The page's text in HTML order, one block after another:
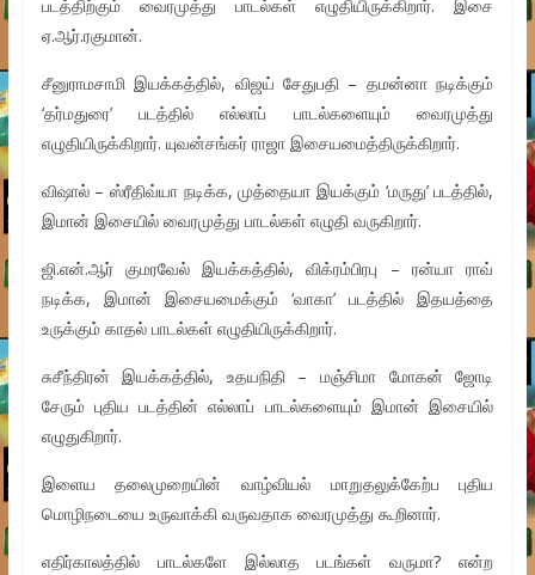
படத்திற்கும் வைரமுத்து பாடல்கள் எழுதியிருக்கிறார். இசை
ஏ.ஆர்.ரகுமான்.
சீனுராமசாமி இயக்கத்தில், விஜய் சேதுபதி – தமன்னா நடிக்கும்
‘தர்மதுரை’ படத்தில் எல்லாப் பாடல்களையும் வைரமுத்து
எழுதியிருக்கிறார். யுவன்சங்கர் ராஜா இசையமைத்திருக்கிறார்.
விஷால் – ஸ்ரீதிவ்யா நடிக்க, முத்தையா இயக்கும் ‘மருது’ படத்தில்,
இமான் இசையில் வைரமுத்து பாடல்கள் எழுதி வருகிறார்.
ஜி.என்.ஆர் குமரவேல் இயக்கத்தில், விக்ரம்பிரபு – ரன்யா ராவ்
நடிக்க, இமான் இசையமைக்கும் ‘வாகா’ படத்தில் இதயத்தை
உருக்கும் காதல் பாடல்கள் எழுதியிருக்கிறார்.
சுசீந்திரன் இயக்கத்தில், உதயநிதி – மஞ்சிமா மோகன் ஜோடி
சேரும் புதிய படத்தின் எல்லாப் பாடல்களையும் இமான் இசையில்
எழுதுகிறார்.
இளைய தலைமுறையின் வாழ்வியல் மாறுதலுக்கேற்ப புதிய
மொழிநடையை உருவாக்கி வருவதாக வைரமுத்து கூறினார்.
எதிர்காலத்தில் பாடல்களே இல்லாத படங்கள் வருமா? என்ற